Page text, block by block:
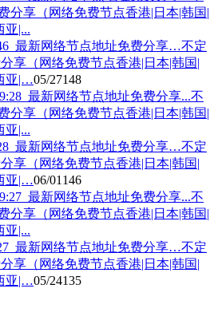
最新网络节点地址免费分享…不定
享（网络免费节点香港|日本|韩国|
亚|…05/27148
最新网络节点地址免费分享…不定
享（网络免费节点香港|日本|韩国|
亚|…06/01 146
最新网络节点地址免费分享…不定
享（网络免费节点香港|日本|韩国|
亚|…05/24135